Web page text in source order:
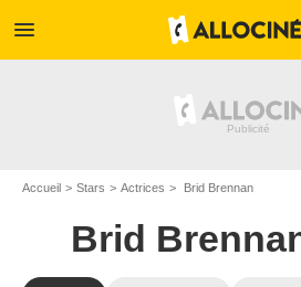
menu
Accueil Stars Actrices Brid Brennan
Brid